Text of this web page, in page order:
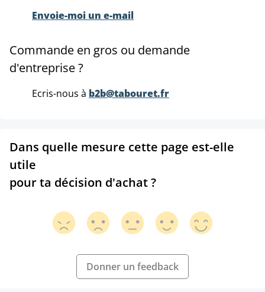
Envoie-moi un e-mail
Commande en gros ou demande
d'entreprise ?
Ecris-nous à b2b@tabouret.fr
Dans quelle mesure cette page est-elle
utile
pour ta décision d'achat ?
Donner un feedback